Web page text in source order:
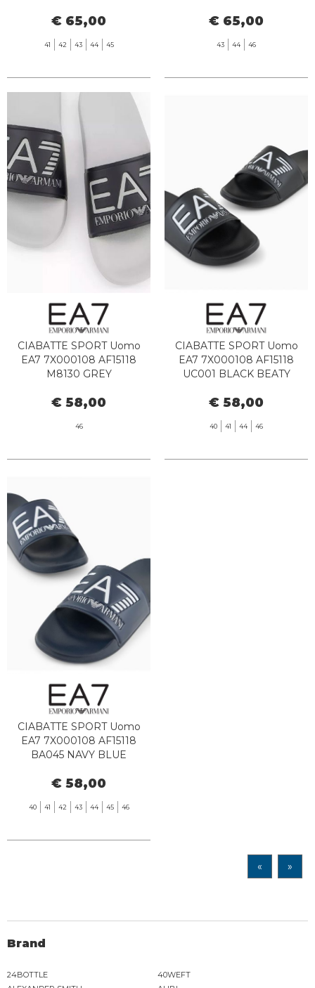
€ 65,00
41 42 43 44 45
€ 65,00
43 44 46
CIABATTE SPORT Uomo
EA7 7X000108 AF15118
M8130 GREY
€ 58,00
46
CIABATTE SPORT Uomo
EA7 7X000108 AF15118
UC001 BLACK BEATY
€ 58,00
40 41 44 46
CIABATTE SPORT Uomo
EA7 7X000108 AF15118
BA045 NAVY BLUE
€ 58,00
40 41 42 43 44 45 46
« »
Brand
24BOTTLE
40WEFT